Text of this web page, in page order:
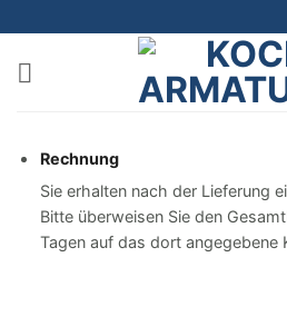
Inhalt
springen
Rechnung
Sie erhalten nach der Lieferung
Bitte überweisen Sie den
Tagen auf das dort angegebene